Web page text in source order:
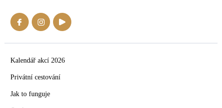
Kalendář akcí 2026
Privátní cestování
Jak to funguje